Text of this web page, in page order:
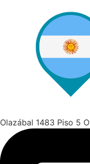
Olazábal 1483 Piso 5